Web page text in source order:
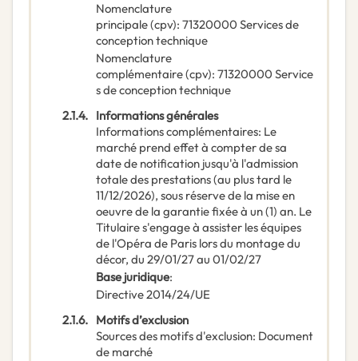
Nomenclature
principale(cpv): 71320000 Services de
conception technique
Nomenclature
complémentaire(cpv): 71320000 Service
s de conception technique
2.1.4. Informations générales
Informations complémentaires: Le
marché prend effet à compter de sa
date de notification jusqu'à l'admission
totale des prestations (au plus tard le
11/12/2026), sous réserve de la mise en
oeuvre de la garantie fixée à un (1) an. Le
Titulaire s'engage à assister les équipes
de l'Opéra de Paris lors du montage du
décor, du 29/01/27 au 01/02/27
Base juridique:
Directive 2014/24/UE
2.1.6. Motifs d’exclusion
Sources des motifs d'exclusion: Document
de marché